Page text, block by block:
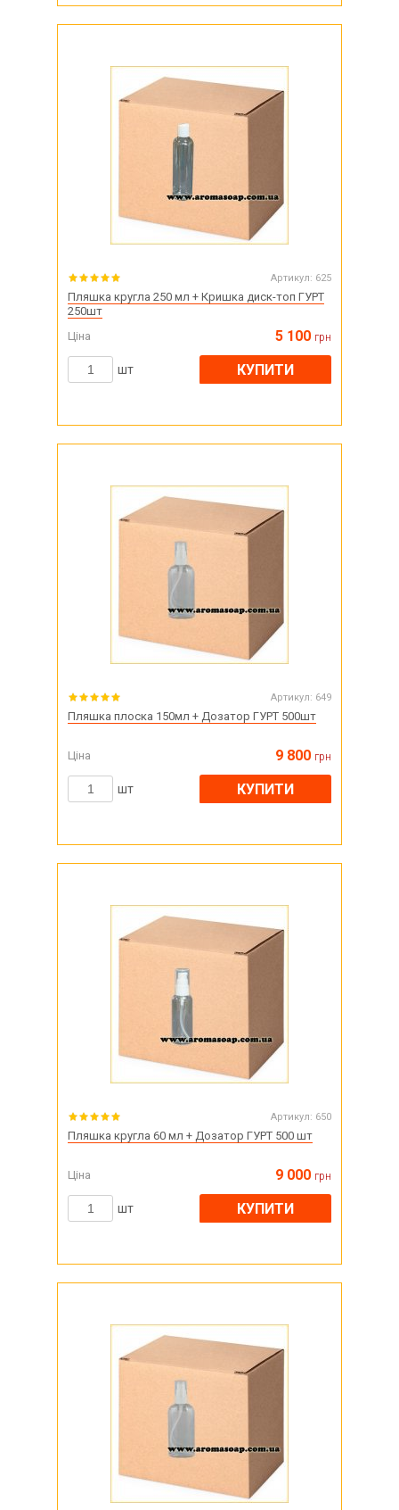
Артикул: 625
Пляшка кругла 250 мл + Кришка диск-топ ГУРТ
250шт
Ціна
5 100 грн
шт КУПИТИ
Артикул: 649
Пляшка плоска 150мл + Дозатор ГУРТ 500шт
Ціна 9 800 грн
шт КУПИТИ
Артикул: 650
Пляшка кругла 60 мл + Дозатор ГУРТ 500 шт
Ціна 9 000 грн
шт КУПИТИ